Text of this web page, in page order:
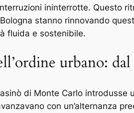
ininterrotte. Questo
stanno rinnovando
fluida e sostenibile.
urbano:
di Monte Carlo
con un’alternanza